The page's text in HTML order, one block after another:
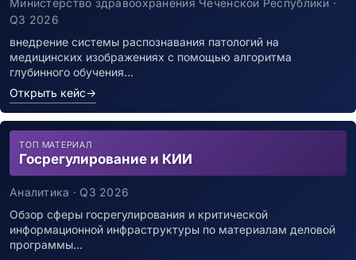
Министерство здравоохранения Чеченской Республики ·
Q3 2026
внедрение системы распознавания патологий на
медицинских изображениях с помощью алгоритма
глубинного обучения…
Открыть кейс→
ТОП МАТЕРИАЛ
Госрегулирование и КИИ
Аналитика · Q3 2026
Обзор сферы госрегулирования и критической
информационной инфраструктуры по материалам деловой
программы…